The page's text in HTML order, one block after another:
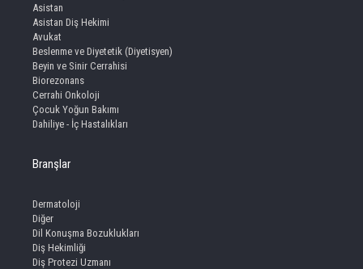
Asistan
Asistan Diş Hekimi
Avukat
Beslenme ve Diyetetik (Diyetisyen)
Beyin ve Sinir Cerrahisi
Biorezonans
Cerrahi Onkoloji
Çocuk Yoğun Bakımı
Dahiliye - İç Hastalıkları
Branşlar
Dermatoloji
Diğer
Dil Konuşma Bozuklukları
Diş Hekimliği
Diş Protezi Uzmanı